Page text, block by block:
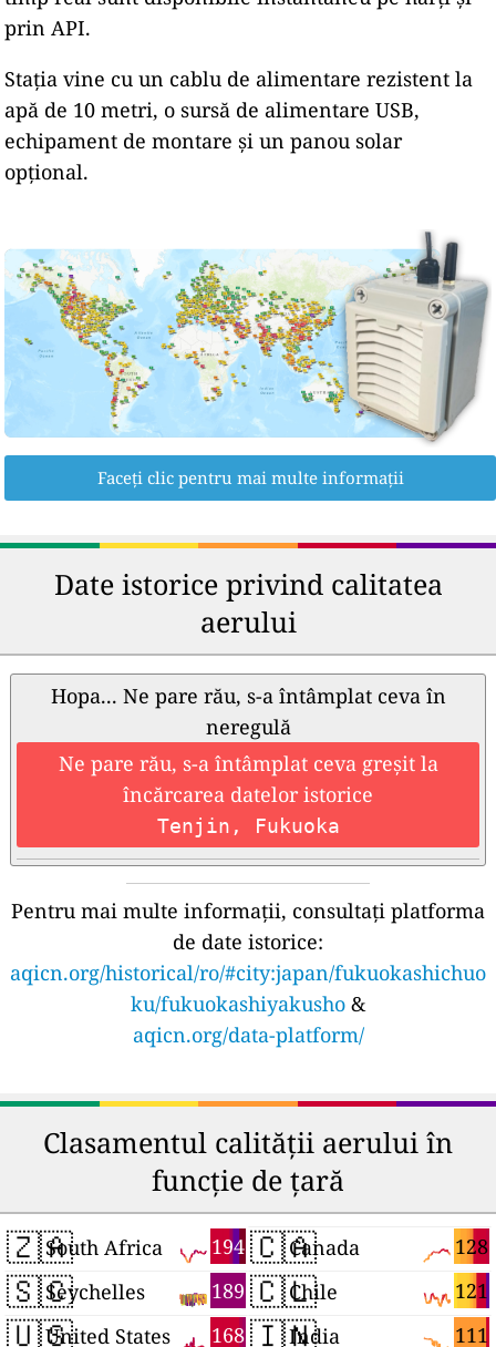
prin API.
Stația vine cu un cablu de alimentare rezistent la
apă de 10 metri, o sursă de alimentare USB,
echipament de montare și un panou solar
opțional.
Faceți clic pentru mai multe informații
Date istorice privind calitatea
aerului
Hopa... Ne pare rău, s-a întâmplat ceva în
neregulă
Ne pare rău, s-a întâmplat ceva greșit la
încărcarea datelor istorice
Tenjin, Fukuoka
Pentru mai multe informații, consultați platforma
de date istorice:
aqicn.org/historical/ro/#city:japan/fukuokashichuo
ku/fukuokashiyakusho &
aqicn.org/data-platform/
Clasamentul calității aerului în
funcție de țară
🇿🇦 194
South Africa
🇸🇨 189
Seychelles
🇺🇸 168
United States
🇨🇦 128
Canada
🇨🇱 121
Chile
🇮🇳 111
India